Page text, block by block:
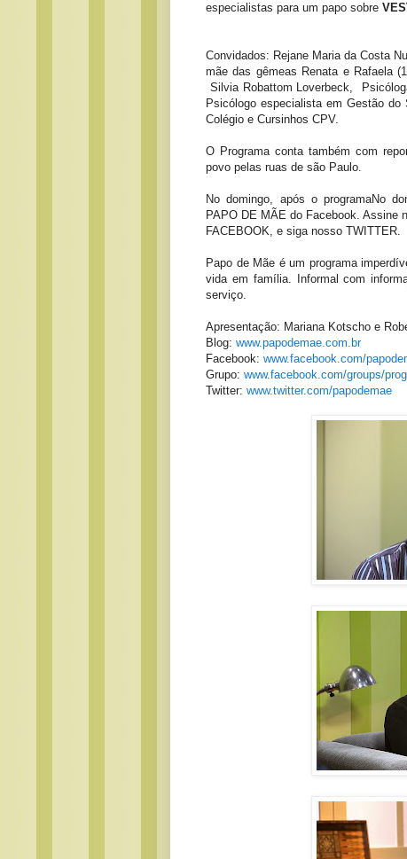
especialistas para um papo sobre
Convidados: Rejane Maria da Costa
mãe das gêmeas Renata e Rafaela
Silvia Robattom Loverbeck,
Psicólogo especialista em Gestão
Colégio e Cursinhos CPV.
O Programa conta também com
povo pelas ruas de são Paulo.
No domingo, após o programaNo
PAPO DE MÃE do Facebook. Assine
FACEBOOK, e siga nosso TWITTER.
Papo de Mãe é um programa
vida em família. Informal com
serviço.
Apresentação: Mariana Kotscho e
Blog: www.papodemae.com.br
Facebook: www.facebook.com/
Grupo: www.facebook.com/groups/
Twitter: www.twitter.com/papodemae